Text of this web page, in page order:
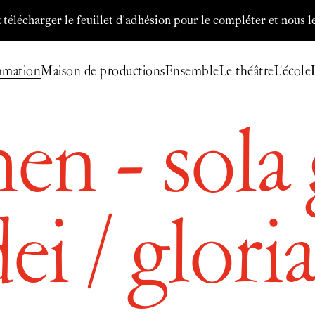
le feuillet d'adhésion pour le compléter et nous le
Maison de productionsEnsembleLe théâtreL'école
-
/
Billetterie
Programmation
Archives
Maison de productions
Créations de
Productions déléguées
Coproductions
Ensemble
Participer